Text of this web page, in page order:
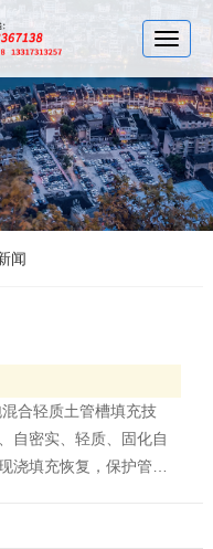
闻
自密实、轻质、固化自
浇填充恢复，保护管